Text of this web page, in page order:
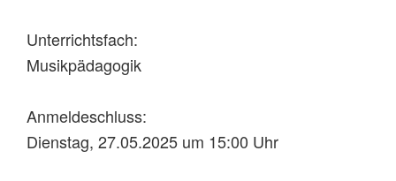
Unterrichtsfach:
Musikpädagogik
Anmeldeschluss:
Dienstag, 27.05.2025 um 15:00 Uhr